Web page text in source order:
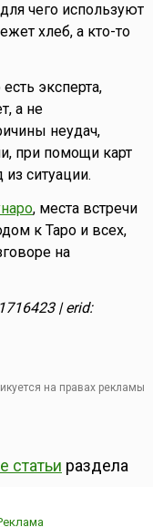
чего используют
хлеб, а кто-то
эксперта,
а не
неудач,
при помощи карт
ситуации.
, места встречи
к Таро и всех,
на
| erid:
на правах рекламы
статьи раздела